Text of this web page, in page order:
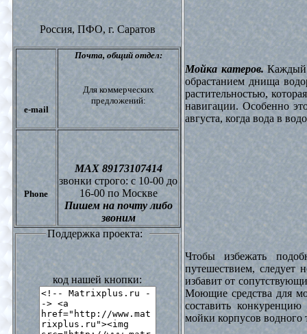
Россия, ПФО, г. Саратов
e-mail
Почта, общий отдел:
Для коммерческих
предложений:
Phone
МАХ 89173107414
звонки строго: с 10-00 до
16-00 по Москве
Пишем на почту либо
звоним
Поддержка проекта:
код нашей кнопки:
Мойка катеров.Каждый
обрастанием днища
растительностью,
навигации. Особенно
августа, когда вода в
Чтобы избежать
путешествием, следует
избавит от
Моющие средства для
составить
мойки корпусов водного